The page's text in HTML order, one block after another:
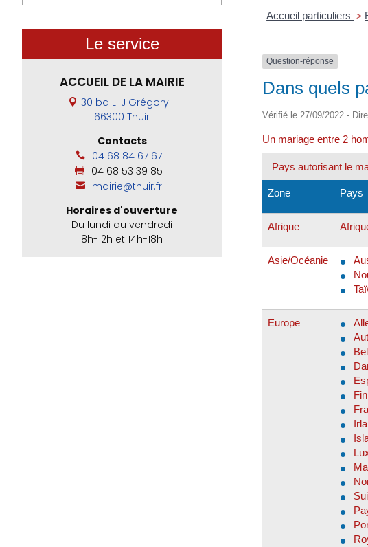
Le service
ACCUEIL DE LA MAIRIE
30 bd L-J Grégory
66300 Thuir
Contacts
04 68 84 67 67
04 68 53 39 85
mairie@thuir.fr
Horaires d'ouverture
Du lundi au vendredi
8h-12h et 14h-18h
Accueil particuliers >
Question-réponse
Dans quels
Vérifié le 27/09/2022 -
Un mariage entre 2
Pays autorisant le
Zone Pays
Afrique
Asie/Océanie
Europe